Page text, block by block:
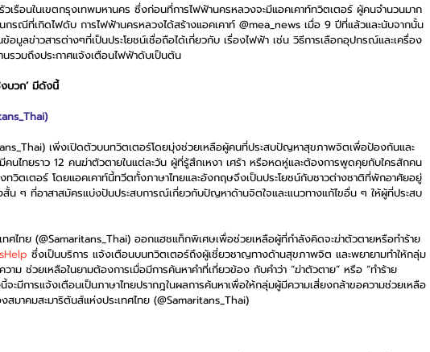
เรือนในเขตกรุงเทพมหานคร ซึ่งก่อนที่การไฟฟ้านครหลวงจะมีแอคเคาท์ทวิตเตอร์ ผู้คนจำนวนมาก
กรณีที่เกิดไฟดับ การไฟฟ้านครหลวงได้สร้างแอคเคาท์ @mea_news เมื่อ 9 ปีที่แล้วและนับจากนั้น
อมูลข่าวสารต่างๆที่เป็นประโยชน์เชื่อถือได้เกี่ยวกับ เรื่องไฟฟ้า เช่น วิธีการเลือกอุปกรณ์และเครื่อง
รวมถึงประกาศแจ้งเตือนไฟฟ้าดับเป็นต้น
งบวก’ มีดังนี้
เพิ่งเปิดตัวบนทวิตเตอร์โดยมุ่งช่วยเหลือผู้คนที่ประสบปัญหาสุขภาพจิตเพื่อป้องกันและ
นไทยราว 12 คนฆ่าตัวตายในแต่ละวัน ผู้ที่รู้สึกเหงา เศร้า หรือหดหู่และต้องการพูดคุยกับใครสักคน
ทวิตเตอร์ โดยแอคเคาท์นี้ทวีตทั้งภาษาไทยและอังกฤษจึงเป็นประโยชน์กับชาวต่างชาติที่พักอาศัยอยู่
น ๆ ที่อาสาสมัครแบ่งปันประสบการณ์เกี่ยวกับปัญหาด้านจิตใจและแนวทางแก้ไขอื่น ๆ ให้ผู้ที่ประสบ
ศไทย (@Samaritans_Thai) ออกแฮชแท็กพิเศษเพื่อช่วยเหลือผู้ที่กำลังคิดจะฆ่าตัวตายหรือทำร้าย
ซึ่งเป็นบริการ แจ้งเตือนบนทวิตเตอร์ถึงผู้เชี่ยวชาญทางด้านสุขภาพจิต และพยายามทำให้กลุ่ม
าม ช่วยเหลือในยามต้องการเมื่อมีการค้นหาคำที่เกี่ยวข้อง กับคำว่า “ฆ่าตัวตาย” หรือ “ทำร้าย
ะมีการแจ้งเตือนเป็นภาษาไทยปรากฎในผลการค้นหาเพื่อให้กลุ่มผู้มีความเสี่ยงกล้าขอความช่วยเหลือ
มาคมสะมาริตันส์แห่งประเทศไทย (@Samaritans_Thai)